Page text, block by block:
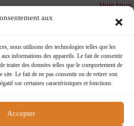
aux
nous utilisons des technologies telles que les
informations des appareils. Le fait de consentir
traiter des données telles que le comportement de
site. Le fait de ne pas consentir ou de retirer son
sur certaines caractéristiques et fonctions.
Accepter
Voir tous
Confesse
boat